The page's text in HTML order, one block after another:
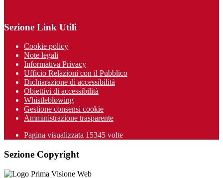
Sezione Link Utili
Cookie policy
Note legali
Informativa Privacy
Ufficio Relazioni con il Pubblico
Dichiarazione di accessibilità
Obiettivi di accessibilità
Whistleblowing
Gestione consensi cookie
Amministrazione trasparente
Pagina visualizzata 15345 volte
Sezione Copyright